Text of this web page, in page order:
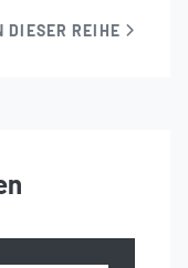
DIESER REIHE